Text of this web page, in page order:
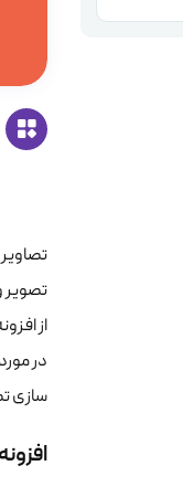
تصویر
از
سازی
افزونه